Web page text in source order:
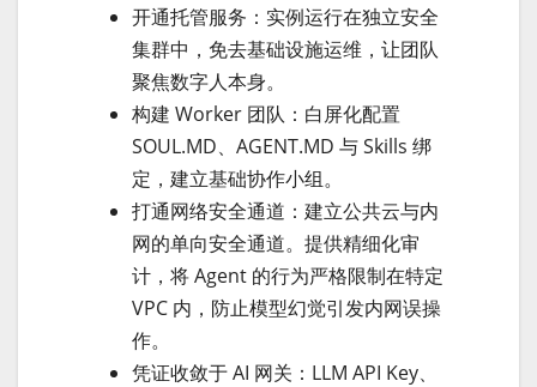
开通托管服务：实例运行在独立安全
集群中，免去基础设施运维，让团队
聚焦数字人本身。
构建 Worker 团队：白屏化配置
SOUL.MD、AGENT.MD 与 Skills 绑
定，建立基础协作小组。
打通网络安全通道：建立公共云与内
网的单向安全通道。提供精细化审
计，将 Agent 的行为严格限制在特定
VPC 内，防止模型幻觉引发内网误操
作。
凭证收敛于 AI 网关：LLM API Key、